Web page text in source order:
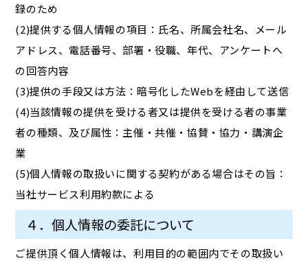
録のため
(2)提供する個人情報の項目：氏名、所属会社名、メール
アドレス、電話番号、部署・役職、年代、アンケートへ
の回答内容
(3)提供の手段又は方法：暗号化したWebを経由して送信
(4)当該情報の提供を受ける者又は提供を受ける者の事業
者の種類、及び属性：主催・共催・協賛・協力・講演企
業
(5)個人情報の取扱いに関する契約がある場合はその旨：
当社サービス利用約款による
４．個人情報の委託について
ご提供頂く個人情報は、利用目的の範囲内でその取扱い